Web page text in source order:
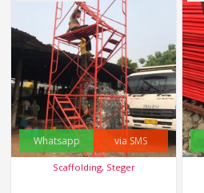
Whatsapp via SMS
Scaffolding, Steger